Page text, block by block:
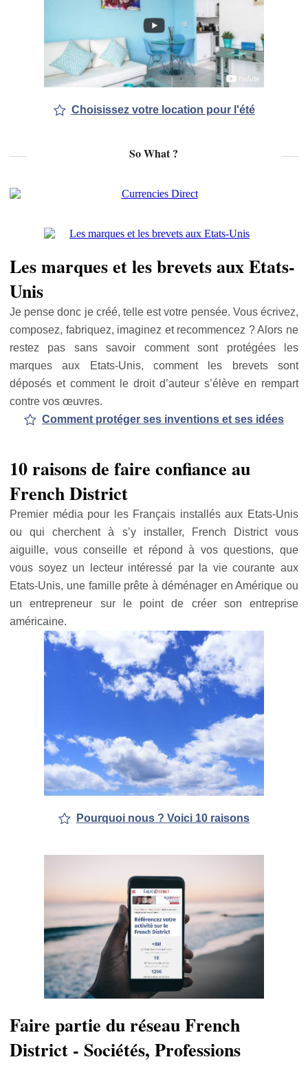
Choisissez votre location pour l'été
So What ?
Les marques et les brevets aux Etats-
Unis
Je pense donc je créé, telle est votre pensée. Vous écrivez,
composez, fabriquez, imaginez et recommencez ? Alors ne
restez pas sans savoir comment sont protégées les
marques aux Etats-Unis, comment les brevets sont
déposés et comment le droit d’auteur s’élève en rempart
contre vos œuvres.
Comment protéger ses inventions et ses idées
10 raisons de faire confiance au
French District
Premier média pour les Français installés aux Etats-Unis
ou qui cherchent à s’y installer, French District vous
aiguille, vous conseille et répond à vos questions, que
vous soyez un lecteur intéressé par la vie courante aux
Etats-Unis, une famille prête à déménager en Amérique ou
un entrepreneur sur le point de créer son entreprise
américaine.
Pourquoi nous ? Voici 10 raisons
Faire partie du réseau French
District - Sociétés, Professions